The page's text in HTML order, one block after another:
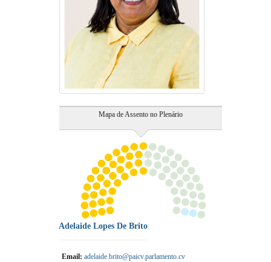
Mapa de Assento no Plenário
Adelaide Lopes De Brito
Email: adelaide.brito@paicv.parlamento.cv